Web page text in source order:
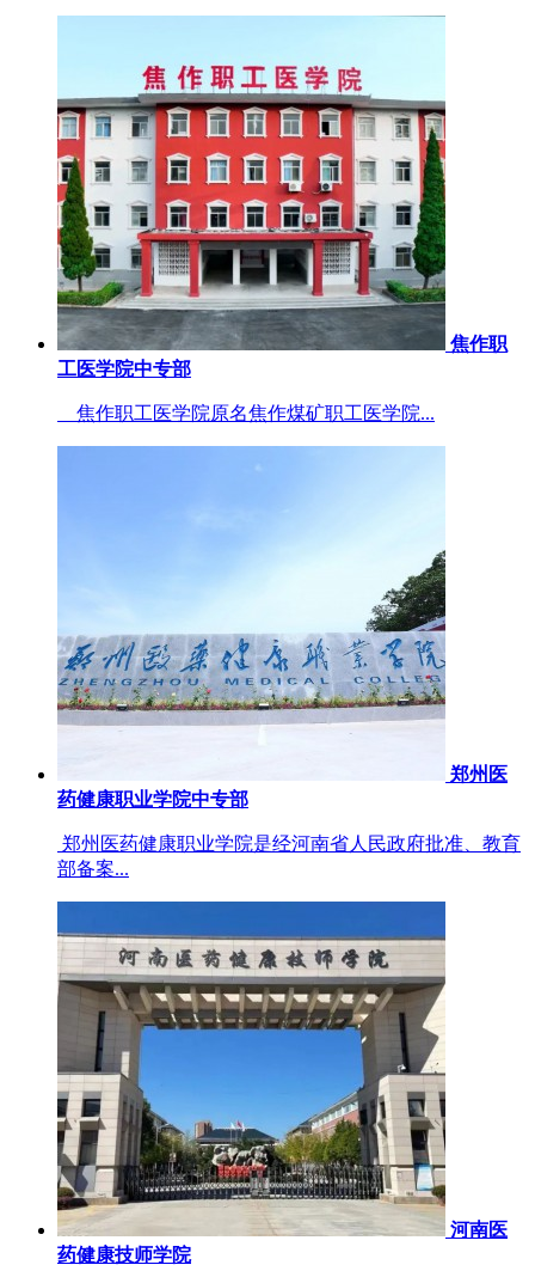
焦作职
工医学院中专部
焦作职工医学院原名焦作煤矿职工医学院...
郑州医
药健康职业学院中专部
郑州医药健康职业学院是经河南省人民政府批准、教育
部备案...
河南医
药健康技师学院